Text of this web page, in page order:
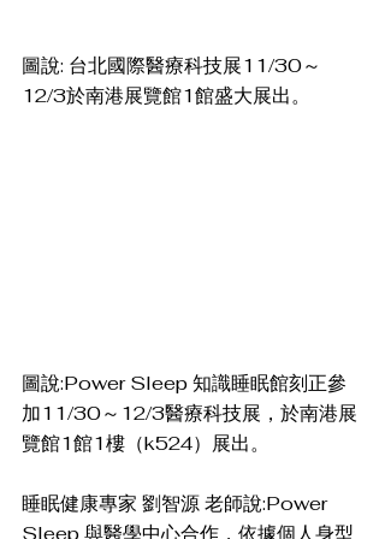
圖說: 台北國際醫療科技展11/30～
12/3於南港展覽館1館盛大展出。
圖說:Power Sleep 知識睡眠館刻正參
加11/30～12/3醫療科技展，於南港展
覽館1館1樓（k524）展出。
睡眠健康專家 劉智源 老師說:Power
Sleep 與醫學中心合作，依據個人身型